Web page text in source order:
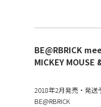
BE@RBRICK
MICKEY MOUSE
2018年2月発売・発送
BE@RBRICK